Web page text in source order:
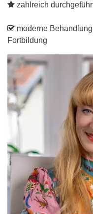
zahlreich
moderne
Fortbildung